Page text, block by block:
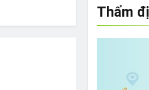
The Ultimate Guide to What
Thẩm